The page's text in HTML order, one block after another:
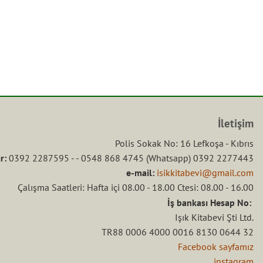
İletişim
Polis Sokak No: 16 Lefkoşa - Kıbrıs
0392 2287595 - - 0548 868 4745 (Whatsapp) 0392 2277443
e-mail: isikkitabevi@gmail.com
Çalışma Saatleri: Hafta içi 08.00 - 18.00 Ctesi: 08.00 - 16.00
İş bankası Hesap No:
Işık Kitabevi Şti Ltd.
TR88 0006 4000 0016 8130 0644 32
Facebook sayfamız